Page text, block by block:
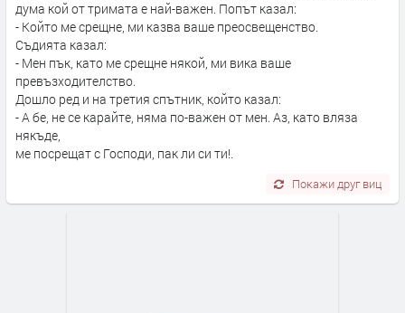
дума кой от тримата е най-важен. Попът казал:
- Който ме срещне, ми казва ваше преосвещенство.
Съдията казал:
- Мен пък, като ме срещне някой, ми вика ваше
превъзходителство.
Дошло ред и на третия спътник, който казал:
- А бе, не се карайте, няма по-важен от мен. Аз, като вляза
някъде,
ме посрещат с Господи, пак ли си ти!.
Покажи друг виц